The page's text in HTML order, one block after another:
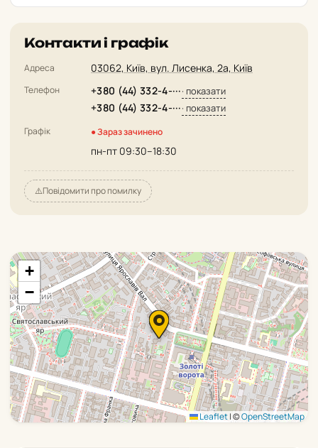
Контакти і графік
Адреса 03062, Київ, вул. Лисенка, 2а, Київ
Телефон +380 (44) 332-4-···· показати
+380 (44) 332-4-···· показати
Графік ● Зараз зачинено
пн-пт 09:30–18:30
⚠️Повідомити про помилку
+
−
Leaflet|©OpenStreetMap